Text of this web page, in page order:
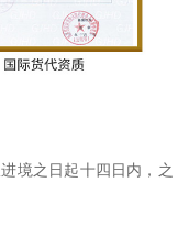
境之日起十四日内，之